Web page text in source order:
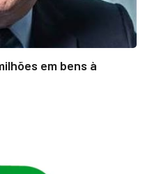
em bens à